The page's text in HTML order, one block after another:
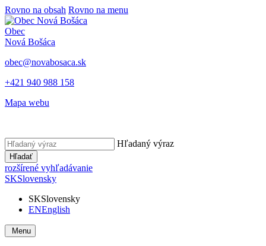
Rovno na obsah Rovno na menu
Obec
Nová Bošáca
obec@novabosaca.sk
+421 940 988 158
Mapa webu
Hľadaný výraz
Hľadať
rozšírené vyhľadávanie
SKSlovensky
SKSlovensky
ENEnglish
Menu